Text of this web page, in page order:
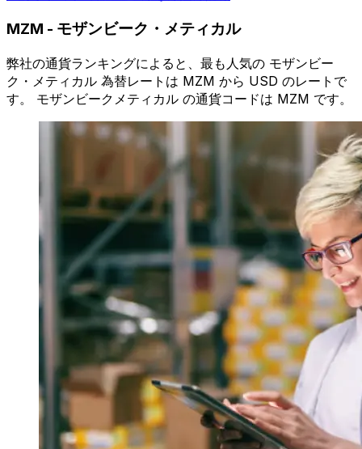
MZM - モザンビーク・メティカル
弊社の通貨ランキングによると、最も人気の モザンビー
ク・メティカル 為替レートは MZM から USD のレートで
す。 モザンビークメティカル の通貨コードは MZM です。